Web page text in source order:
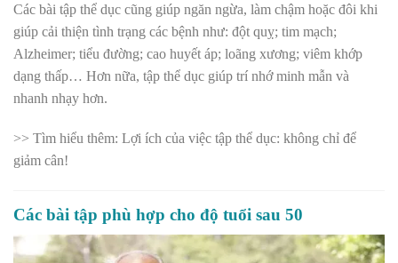
Các bài tập thể dục cũng giúp ngăn ngừa, làm chậm hoặc đôi khi
giúp cải thiện tình trạng các bệnh như: đột quỵ; tim mạch;
Alzheimer; tiểu đường; cao huyết áp; loãng xương; viêm khớp
dạng thấp… Hơn nữa, tập thể dục giúp trí nhớ minh mẫn và
nhanh nhạy hơn.
>> Tìm hiểu thêm: Lợi ích của việc tập thể dục: không chỉ để
giảm cân!
Các bài tập phù hợp cho độ tuổi sau 50